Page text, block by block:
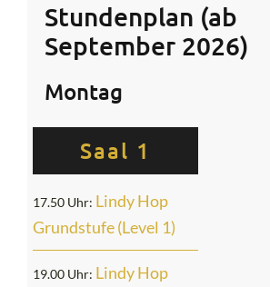
Stundenplan (ab
September 2026)
Montag
Saal 1
17.50 Uhr: Lindy Hop
Grundstufe (Level 1)
19.00 Uhr: Lindy Hop